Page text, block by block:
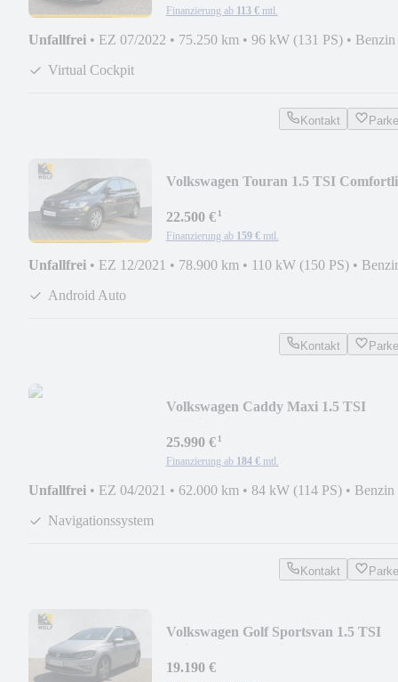
Finanzierung ab 113 € mtl.
Unfallfrei • EZ 07/2022 • 75.250 km • 96 kW (131 PS) • Benzin
Virtual Cockpit
Kontakt
Volkswagen Touran 1.5 TSI
22.500 €¹
Finanzierung ab 159 € mtl.
Unfallfrei • EZ 12/2021 • 78.900 km • 110 kW (150 PS) •
Android Auto
Kontakt
Volkswagen Caddy Maxi 1.5 TSI
25.990 €¹
Finanzierung ab 184 € mtl.
Unfallfrei • EZ 04/2021 • 62.000 km • 84 kW (114 PS) • Benzin
Navigationssystem
Kontakt
Volkswagen Golf Sportsvan 1.5 TSI
19.190 €